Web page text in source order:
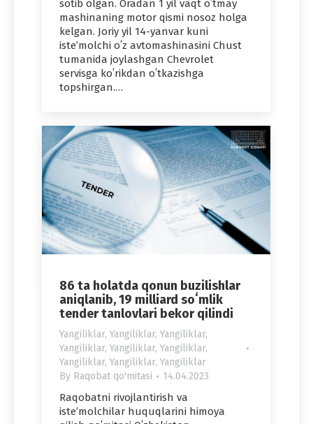
sotib olgan. Oradan 1 yil vaqt oʻtmay
mashinaning motor qismi nosoz holga
kelgan. Joriy yil 14-yanvar kuni
isteʼmolchi oʻz avtomashinasini Chust
tumanida joylashgan Chevrolet
servisga koʻrikdan oʻtkazishga
topshirgan.…
86 ta holatda qonun buzilishlar
aniqlanib, 19 milliard soʻmlik
tender tanlovlari bekor qilindi
Yangiliklar, Yangiliklar, Yangiliklar,
Yangiliklar, Yangiliklar, Yangiliklar,
Yangiliklar, Yangiliklar, Yangiliklar
By Raqobat qo'mitasi 14.04.2023
Raqobatni rivojlantirish va
isteʼmolchilar huquqlarini himoya